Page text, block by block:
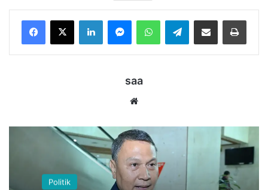
LinkedInMessengerWhatsAppTelegramBagikan melalui Email Cetak
saa
Politik